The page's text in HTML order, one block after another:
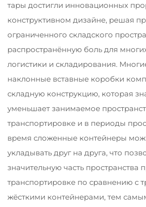
тары достигли инновационных
конструктивном дизайне, решая
ограниченного складского
распространённую боль для
логистики и складирования.
наклонные вставные коробки
складную конструкцию, которая
уменьшает занимаемое
транспортировке и в периоды
время сложенные контейнеры
укладывать друг на друга, что
значительную часть пространства
транспортировке по сравнению с
жёсткими контейнерами, тем